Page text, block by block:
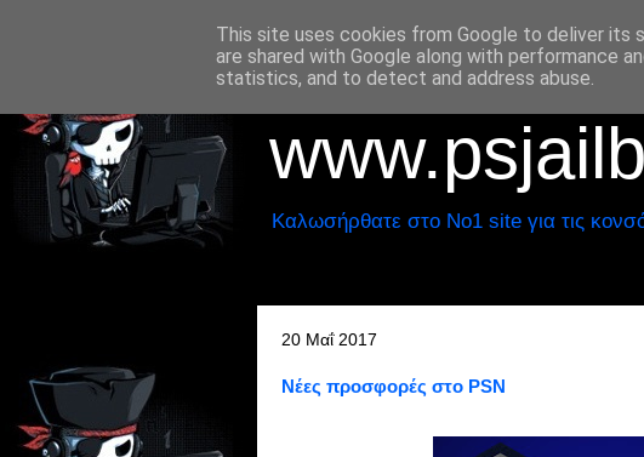
Καλωσήρθατε στο No1 site για τις
20 Μαΐ 2017
Nέες προσφορές στο PSN
This site uses cookies from Google to deliver its
are shared with Google along with performance
statistics, and to detect and address abuse.